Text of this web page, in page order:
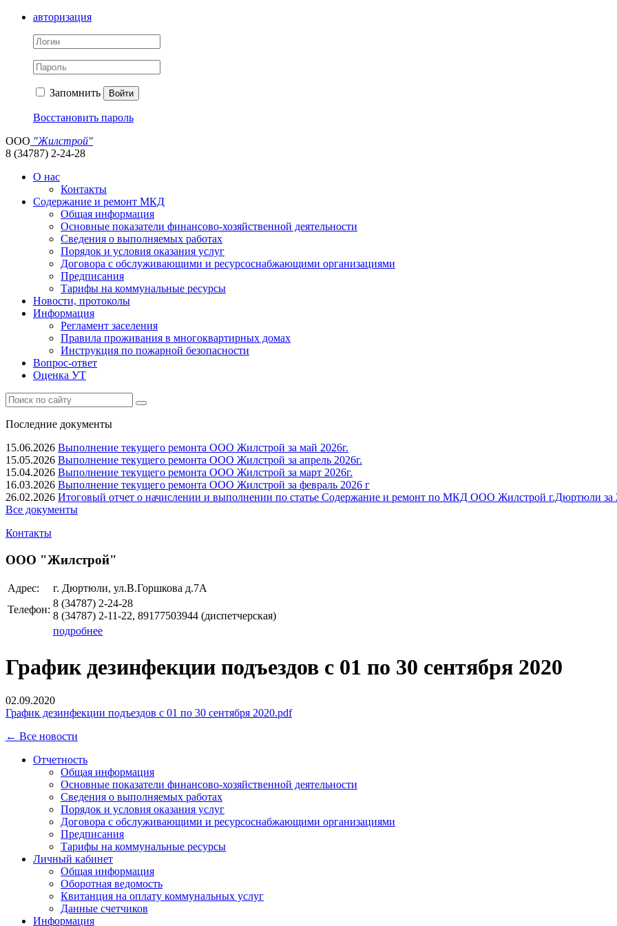
авторизация
Запомнить Войти
Восстановить пароль
ООО "Жилстрой"
8 (34787) 2-24-28
О нас
Контакты
Содержание и ремонт МКД
Общая информация
Основные показатели финансово-хозяйственной деятельности
Сведения о выполняемых работах
Порядок и условия оказания услуг
Договора с обслуживающими и ресурсоснабжающими организациями
Предписания
Тарифы на коммунальные ресурсы
Новости, протоколы
Информация
Регламент заселения
Правила проживания в многоквартирных домах
Инструкция по пожарной безопасности
Вопрос-ответ
Оценка УТ
Последние документы
15.06.2026 Выполнение текущего ремонта ООО Жилстрой за май 2026г.
15.05.2026 Выполнение текущего ремонта ООО Жилстрой за апрель 2026г.
15.04.2026 Выполнение текущего ремонта ООО Жилстрой за март 2026г.
16.03.2026 Выполнение текущего ремонта ООО Жилстрой за февраль 2026 г
26.02.2026 Итоговый отчет о начислении и выполнении по статье Содержание и ремонт по МКД ООО Жилстрой г.Дюртюли за
Все документы
Контакты
ООО "Жилстрой"
Адрес:
г. Дюртюли, ул.В.Горшкова д.7А
Телефон:
8 (34787) 2-24-28
8 (34787) 2-11-22, 89177503944 (диспетчерская)
подробнее
График дезинфекции подъездов с 01 по 30 сентября 2020
02.09.2020
График дезинфекции подъездов с 01 по 30 сентября 2020.pdf
← Все новости
Отчетность
Общая информация
Основные показатели финансово-хозяйственной деятельности
Сведения о выполняемых работах
Порядок и условия оказания услуг
Договора с обслуживающими и ресурсоснабжающими организациями
Предписания
Тарифы на коммунальные ресурсы
Личный кабинет
Общая информация
Оборотная ведомость
Квитанция на оплату коммунальных услуг
Данные счетчиков
Информация